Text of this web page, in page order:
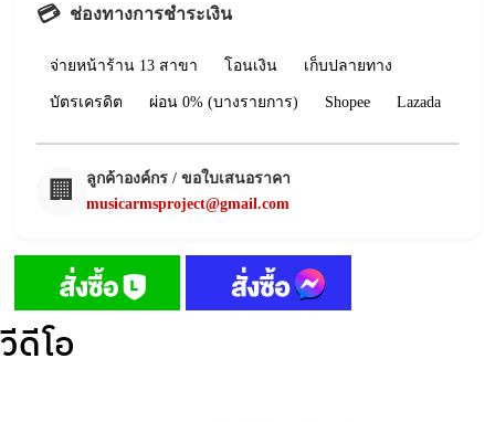
💳 ช่องทางการชำระเงิน
จ่ายหน้าร้าน 13 สาขา โอนเงิน เก็บปลายทาง
บัตรเครดิต ผ่อน 0% (บางรายการ) Shopee Lazada
🏢
ลูกค้าองค์กร / ขอใบเสนอราคา
musicarmsproject@gmail.com
วีดีโอ